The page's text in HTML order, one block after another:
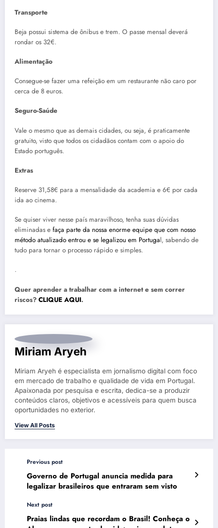
Transporte
Beja possui sistema de ônibus e trem. O passe mensal deverá
rondar os 32€.
Alimentação
Consegue-se fazer uma refeição em um restaurante não caro por
cerca de 8 euros.
Seguro-Saúde
Vale o mesmo que as demais cidades, ou seja, é praticamente
gratuito, visto que todos os cidadãos contam com o apoio do
Estado português.
Extras
Reserve 31,58€ para a mensalidade da academia e 6€ por cada
ida ao cinema.
Se quiser viver nesse país maravilhoso, tenha suas dúvidas
eliminadas e faça parte da nossa enorme equipe que com nosso
método atualizado entrou e se legalizou em Portugal, sabendo de
tudo para tornar o processo rápido e simples.
.
Quer aprender a trabalhar com a internet e sem correr
riscos? CLIQUE AQUI.
Miriam Aryeh
Miriam Aryeh é especialista em jornalismo digital com foco
em mercado de trabalho e qualidade de vida em Portugal.
Apaixonada por pesquisa e escrita, dedica-se a produzir
conteúdos claros, objetivos e acessíveis para quem busca
oportunidades no exterior.
View All Posts
Previous post
Governo de Portugal anuncia medida para
legalizar brasileiros que entraram sem visto
Next post
Praias lindas que recordam o Brasil! Conheça o